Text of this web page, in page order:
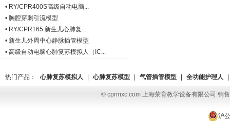
• RY/CPR400S高级自动电脑...
• 胸腔穿刺引流模型
• RY/CPR165 新生儿心肺复...
• 新生儿外周中心静脉插管模型
• 高级自动电脑心肺复苏模拟人（IC...
热门产品： 心肺复苏模拟人 心肺复苏模型 气管插管模型 全功能护理人
© cprmxc.com 上海荣育教学设备有限公司 销
沪